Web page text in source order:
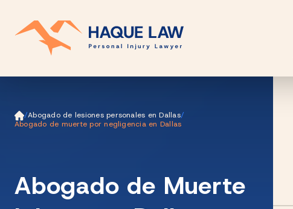
Ini
ci
o
/Abogado de lesiones personales en Dallas/
Abogado de muerte por negligencia en Dallas
Abogado de Muerte